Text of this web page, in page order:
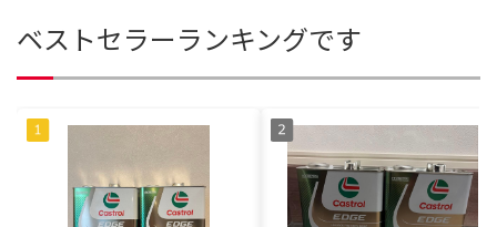
ベストセラーランキングです